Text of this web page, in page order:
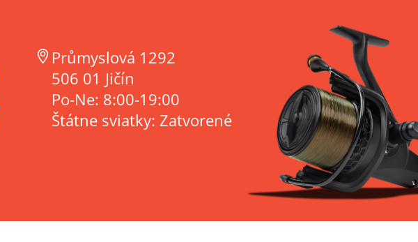
Průmyslová 1292
506 01 Jičín
Po-Ne: 8:00-19:00
Štátne sviatky: Zatvorené